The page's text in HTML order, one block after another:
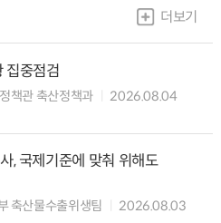
더보기
집중점검
책관 축산정책과
2026.08.04
, 국제기준에 맞춰 위해도
축산물수출위생팀
2026.08.03